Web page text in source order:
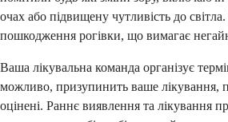
очах або підвищену чутливість до
пошкодження рогівки, що вимагає
Ваша лікувальна команда організує
можливо, призупинить ваше лікування,
оцінені. Раннє виявлення та лікування